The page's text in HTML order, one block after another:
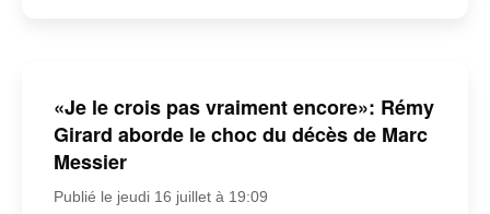
«Je le crois pas vraiment encore»: Rémy
Girard aborde le choc du décès de Marc
Messier
Publié le jeudi 16 juillet à 19:09